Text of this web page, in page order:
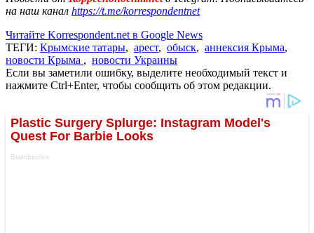
на наш канал https://t.me/korrespondentnet
Читайте Korrespondent.net в Google News
ТЕГИ: Крымские татары, арест, обыск, аннексия Крыма,
новости Крыма , новости Украины
Если вы заметили ошибку, выделите необходимый текст и
нажмите Ctrl+Enter, чтобы сообщить об этом редакции.